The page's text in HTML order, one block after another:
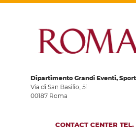
Dipartimento Grandi Eventi,
Via di San Basilio, 51
00187 Roma
CONTACT CENTER